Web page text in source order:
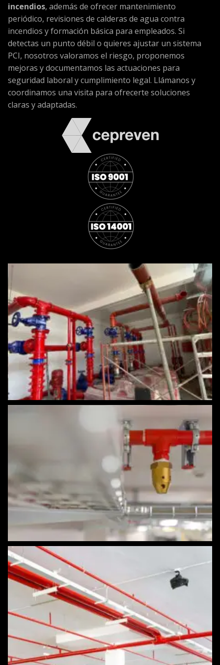
incendios, además de ofrecer mantenimiento
periódico, revisiones de calderas de agua contra
incendios y formación básica para empleados. Si
detectas un punto débil o quieres ajustar un sistema
PCI, nosotros valoramos el riesgo, proponemos
mejoras y documentamos las actuaciones para
seguridad laboral y cumplimiento legal. Llámanos y
coordinamos una visita para ofrecerte soluciones
claras y adaptadas.